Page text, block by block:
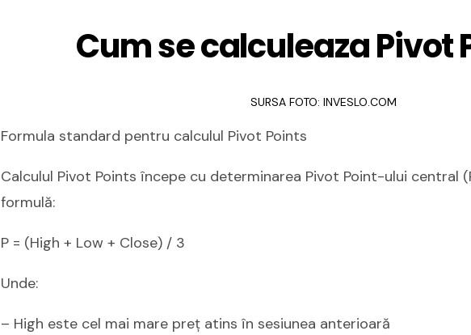
Cum se calculeaza Pivot
SURSA FOTO: INVESLO.COM
Formula standard pentru calculul Pivot Points
Calculul Pivot Points începe cu determinarea Pivot Point-ului central
formulă:
P = (High + Low + Close)​ / 3
Unde:
– High este cel mai mare preț atins în sesiunea anterioară